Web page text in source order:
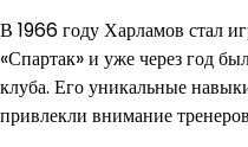
В 1966 году Харламов стал
«Спартак» и уже через год
клуба. Его уникальные
привлекли внимание